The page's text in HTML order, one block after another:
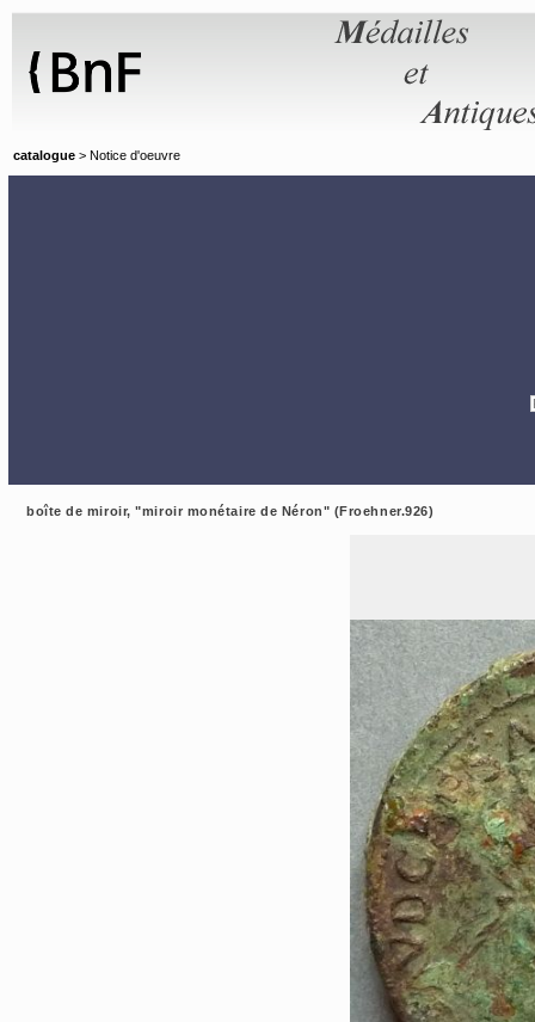
catalogue > Notice d'oeuvre
boîte de miroir, "miroir monétaire de Néron" (Froehner.926)